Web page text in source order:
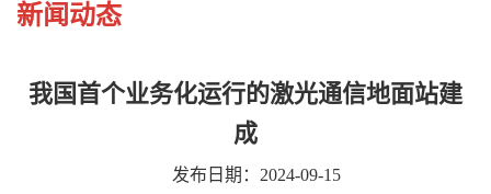
新闻动态
我国首个业务化运行的激光通信地面站建
成
发布日期：2024-09-15